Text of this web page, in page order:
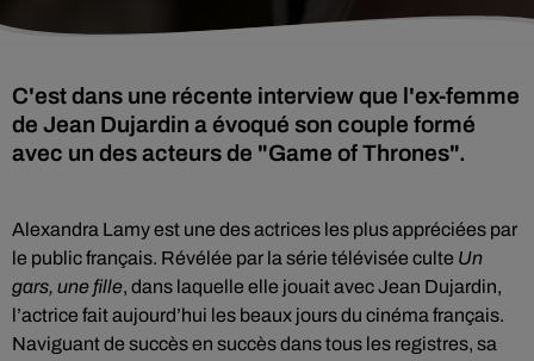
C'est dans une récente interview que l'ex-femme
de Jean Dujardin a évoqué son couple formé
avec un des acteurs de "Game of Thrones".
Alexandra Lamy est une des actrices les plus appréciées par
le public français. Révélée par la série télévisée culte Un
gars, une fille, dans laquelle elle jouait avec Jean Dujardin,
l’actrice fait aujourd’hui les beaux jours du cinéma français.
Naviguant de succès en succès dans tous les registres, sa